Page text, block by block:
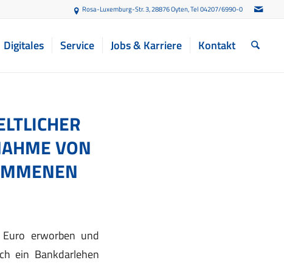
Rosa-Luxemburg-Str. 3, 28876 Oyten, Tel 04207/6990-0
Digitales Service Jobs & Karriere Kontakt
G
VON S
E
erworben und
ein Bankdarlehen